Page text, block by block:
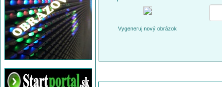
Vygeneruj nový obrázok